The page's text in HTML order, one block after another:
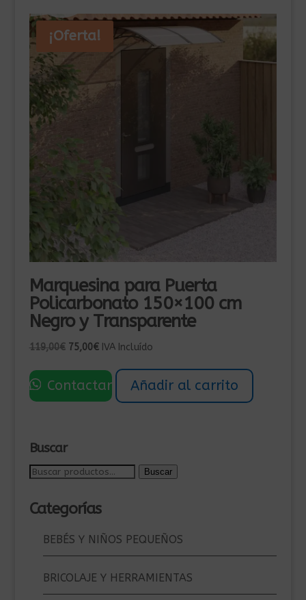
¡Oferta!
Marquesina para Puerta
Policarbonato 150×100 cm
Negro y Transparente
119,00€ El
original
era:
75,00€El
actual
es:
IVA Incluído
Contactar Añadir al carrito
Buscar
Buscar
Buscar
Categorías
BEBÉS Y NIÑOS PEQUEÑOS
BRICOLAJE Y HERRAMIENTAS